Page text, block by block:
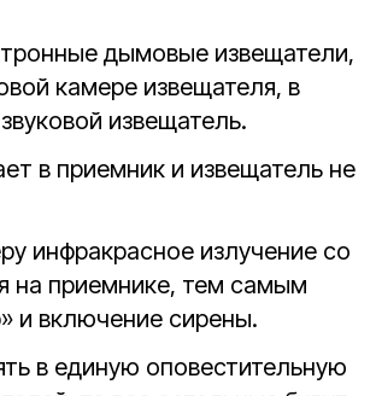
дымовые извещатели,
камере извещателя, в
извещатель.
в приемник и извещатель не
инфракрасное излучение со
на приемнике, тем самым
и включение сирены.
в единую оповестительную